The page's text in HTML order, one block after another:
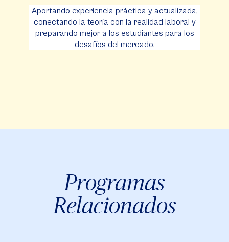
Aportando experiencia práctica y actualizada,
conectando la teoría con la realidad laboral y
preparando mejor a los estudiantes para los
desafíos del mercado.
Programas
Relacionados